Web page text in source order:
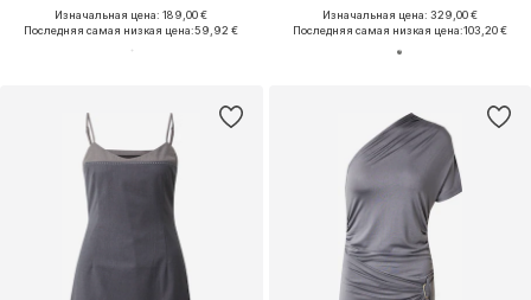
Изначальная цена: 189,00 €
Последняя самая низкая цена:59,92 €
Изначальная цена: 329,00 €
Последняя самая низкая цена:103,20 €